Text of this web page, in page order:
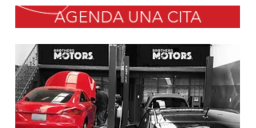
AGENDA UNA CITA